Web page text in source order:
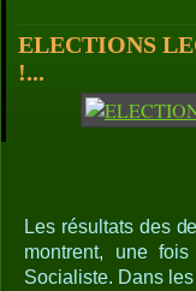
ELECTIONS
!...
Les résultats des
montrent, une
Socialiste. Dans